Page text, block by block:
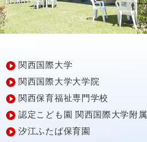
関西国際大学
関西国際大学大学院
関西保育福祉専門学校
認定こども園 関西国際大学附属
汐江ふたば保育園